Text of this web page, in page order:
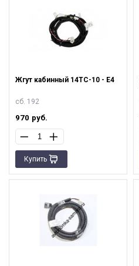
Жгут кабинный 14ТС-10 - Е4
сб. 192
970 руб.
Купить